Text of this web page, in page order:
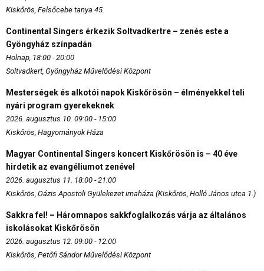
Kiskőrös, Felsőcebe tanya 45.
Continental Singers érkezik Soltvadkertre – zenés este a
Gyöngyház színpadán
Holnap, 18:00 - 20:00
Soltvadkert, Gyöngyház Művelődési Központ
Mesterségek és alkotói napok Kiskőrösön – élményekkel teli
nyári program gyerekeknek
2026. augusztus 10. 09:00 - 15:00
Kiskőrös, Hagyományok Háza
Magyar Continental Singers koncert Kiskőrösön is – 40 éve
hirdetik az evangéliumot zenével
2026. augusztus 11. 18:00 - 21:00
Kiskőrös, Oázis Apostoli Gyülekezet imaháza (Kiskőrös, Holló János utca 1.)
Sakkra fel! – Háromnapos sakkfoglalkozás várja az általános
iskolásokat Kiskőrösön
2026. augusztus 12. 09:00 - 12:00
Kiskőrös, Petőfi Sándor Művelődési Központ